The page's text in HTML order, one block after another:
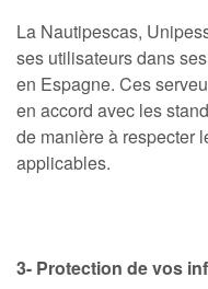
La Nautipescas,
ses utilisateurs dans
en Espagne. Ces
en accord avec les
de manière à respecter
applicables.
3- Protection de vos